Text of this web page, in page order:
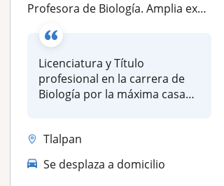
Profesora de Biología. Amplia experiencia como docente. Clases particulares evaluando las fortalezas y debilidades de cada estudia
Licenciatura y Título
profesional en la carrera de
Biología por la máxima casa
Tlalpan
Se desplaza a domicilio